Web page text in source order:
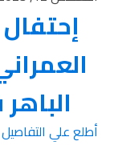
أطلع علي